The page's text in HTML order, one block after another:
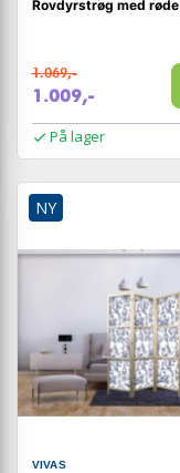
Rovdyrstrøg med røde
1.069,-
1.009,-
På lager
NY
VIVAS